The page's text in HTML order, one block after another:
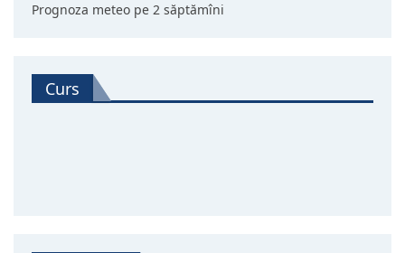
Prognoza meteo pe 2 săptămîni
Curs